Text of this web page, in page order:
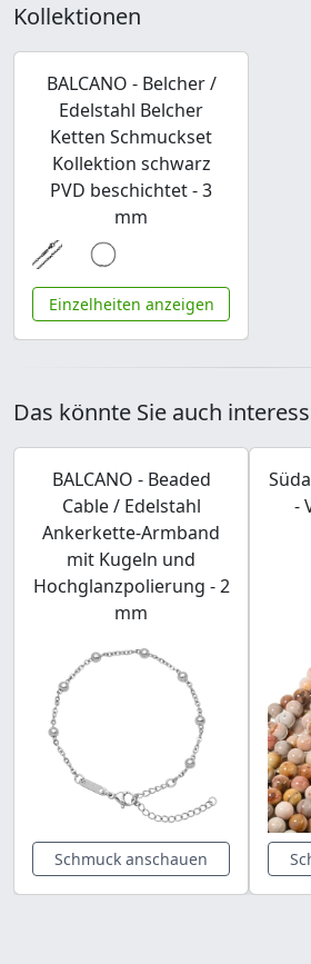
Kollektionen
BALCANO - Belcher /
Edelstahl Belcher
Ketten Schmuckset
Kollektion schwarz
PVD beschichtet - 3
mm
Einzelheiten anzeigen
Das könnte Sie auch
BALCANO - Beaded
Cable / Edelstahl
Ankerkette-Armband
mit Kugeln und
Hochglanzpolierung - 2
mm
Schmuck anschauen
-